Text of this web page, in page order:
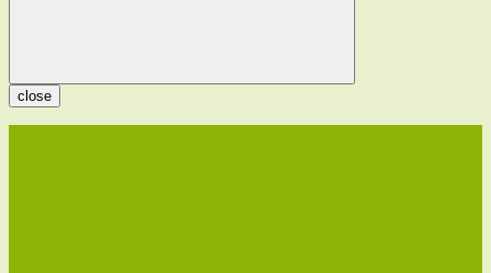
close